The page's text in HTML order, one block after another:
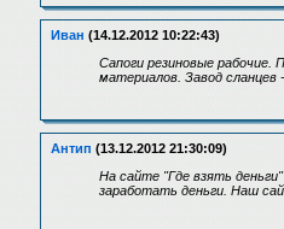
Иван (14.12.2012 10:22:43)
Сапоги резиновые рабочие.
материалов. Завод сланцев
Антип (13.12.2012 21:30:09)
На сайте "Где взять
заработать деньги. Наш